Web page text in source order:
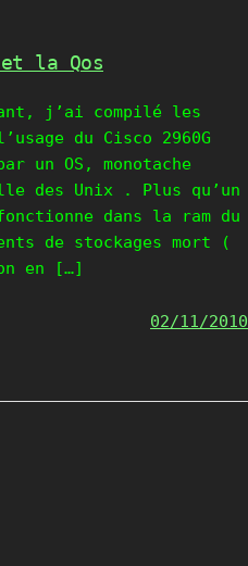
la Qos
j’ai compilé les
du Cisco 2960G
un OS, monotache
des Unix . Plus qu’un
dans la ram du
de stockages mort (
en […]
02/11/2010